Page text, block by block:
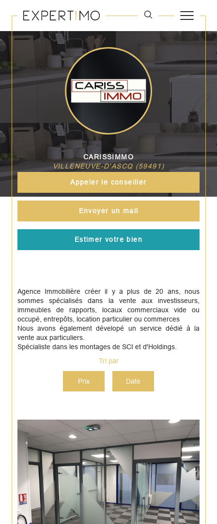
CARISSIMMO
VILLENEUVE-D'ASCQ (59491)
Appeler le conseiller
Envoyer un mail
Estimer votre bien
Agence Immobilière créer il y a plus de 20 ans, nous
sommes spécialisés dans la vente aux investisseurs,
immeubles de rapports, locaux commerciaux vide ou
occupé, entrepôts, location particulier ou commerces
Nous avons également dévelopé un service dédié à la
vente aux particuliers.
Spécialiste dans les montages de SCI et d'Holdings.
Tri par
Prix Date